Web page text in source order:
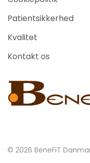
Patientsikkerhed
Kvalitet
Kontakt os
© 2026 BeneFiT